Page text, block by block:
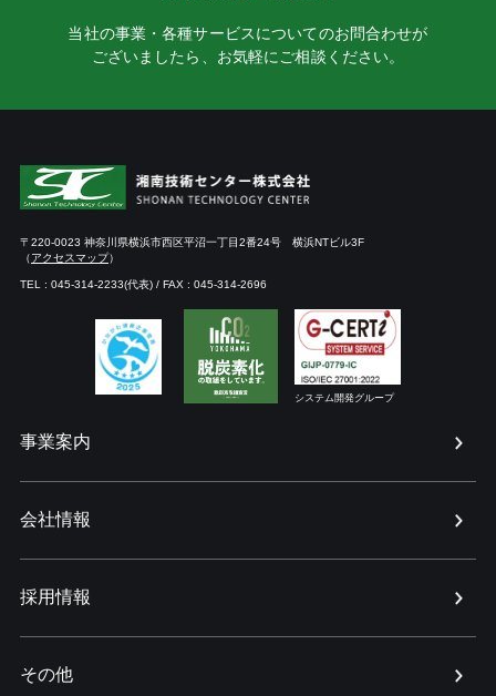
当社の事業・各種サービスについてのお問合わせが
ございましたら、お気軽にご相談ください。
〒220-0023 神奈川県横浜市西区平沼一丁目2番24号 横浜NTビル3F
（アクセスマップ）
TEL : 045-314-2233(代表) / FAX : 045-314-2696
システム開発グループ
事業案内
メニューを開く
会社情報
メニューを開く
採用情報
その他